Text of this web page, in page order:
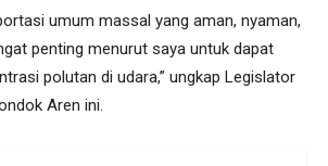
umum massal yang aman, nyaman,
penting menurut saya untuk dapat
polutan di udara,” ungkap Legislator
Aren ini.